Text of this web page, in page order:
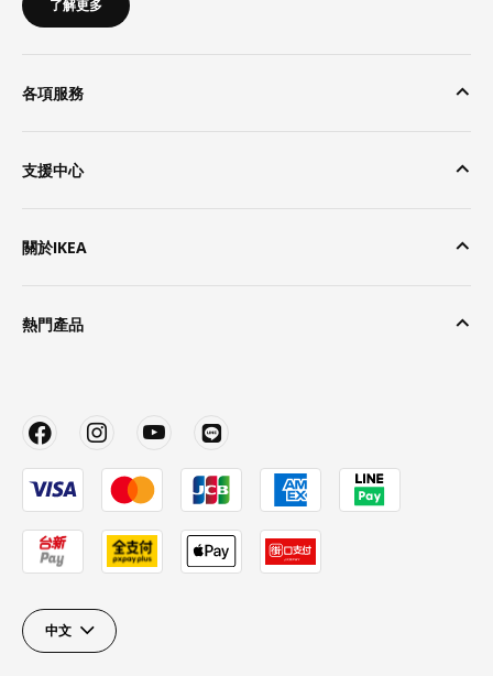
了解更多
各項服務
支援中心
關於IKEA
熱門產品
中文